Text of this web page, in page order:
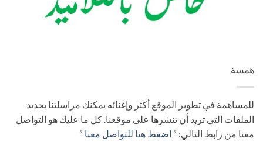
همسة
للمساهمة في تطوير الموقع أكثر وإغنائه يمكنك مراسلتنا بجديد
الملفات التي تريد أن تنشرها على موقعنا. كل ما عليك هو التواصل
معنا من رابط التالي: ” اضغط هنا للتواصل معنا ”